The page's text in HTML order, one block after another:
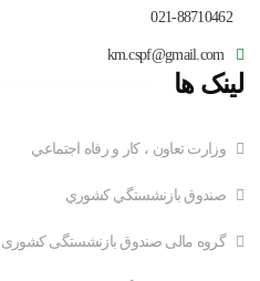
021-88710462
km.cspf@gmail.com
لینک ها
وزارت تعاون ، کار و رفاه اجتماعي
صندوق بازنشستگي کشوري
گروه مالی صندوق بازنشستگی کشوری